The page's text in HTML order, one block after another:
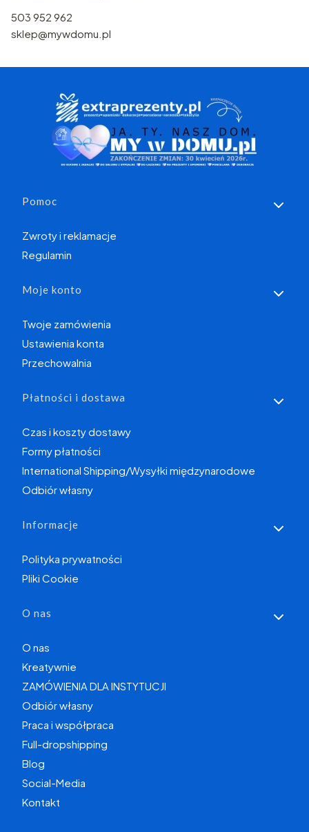
503 952 962
sklep@mywdomu.pl
Linki w stopce
Pomoc
Zwroty i reklamacje
Regulamin
Moje konto
Twoje zamówienia
Ustawienia konta
Przechowalnia
Płatności i dostawa
Czas i koszty dostawy
Formy płatności
International Shipping/Wysyłki międzynarodowe
Odbiór własny
Informacje
Polityka prywatności
Pliki Cookie
O nas
O nas
Kreatywnie
ZAMÓWIENIA DLA INSTYTUCJI
Odbiór własny
Praca i współpraca
Full-dropshipping
Blog
Social-Media
Kontakt